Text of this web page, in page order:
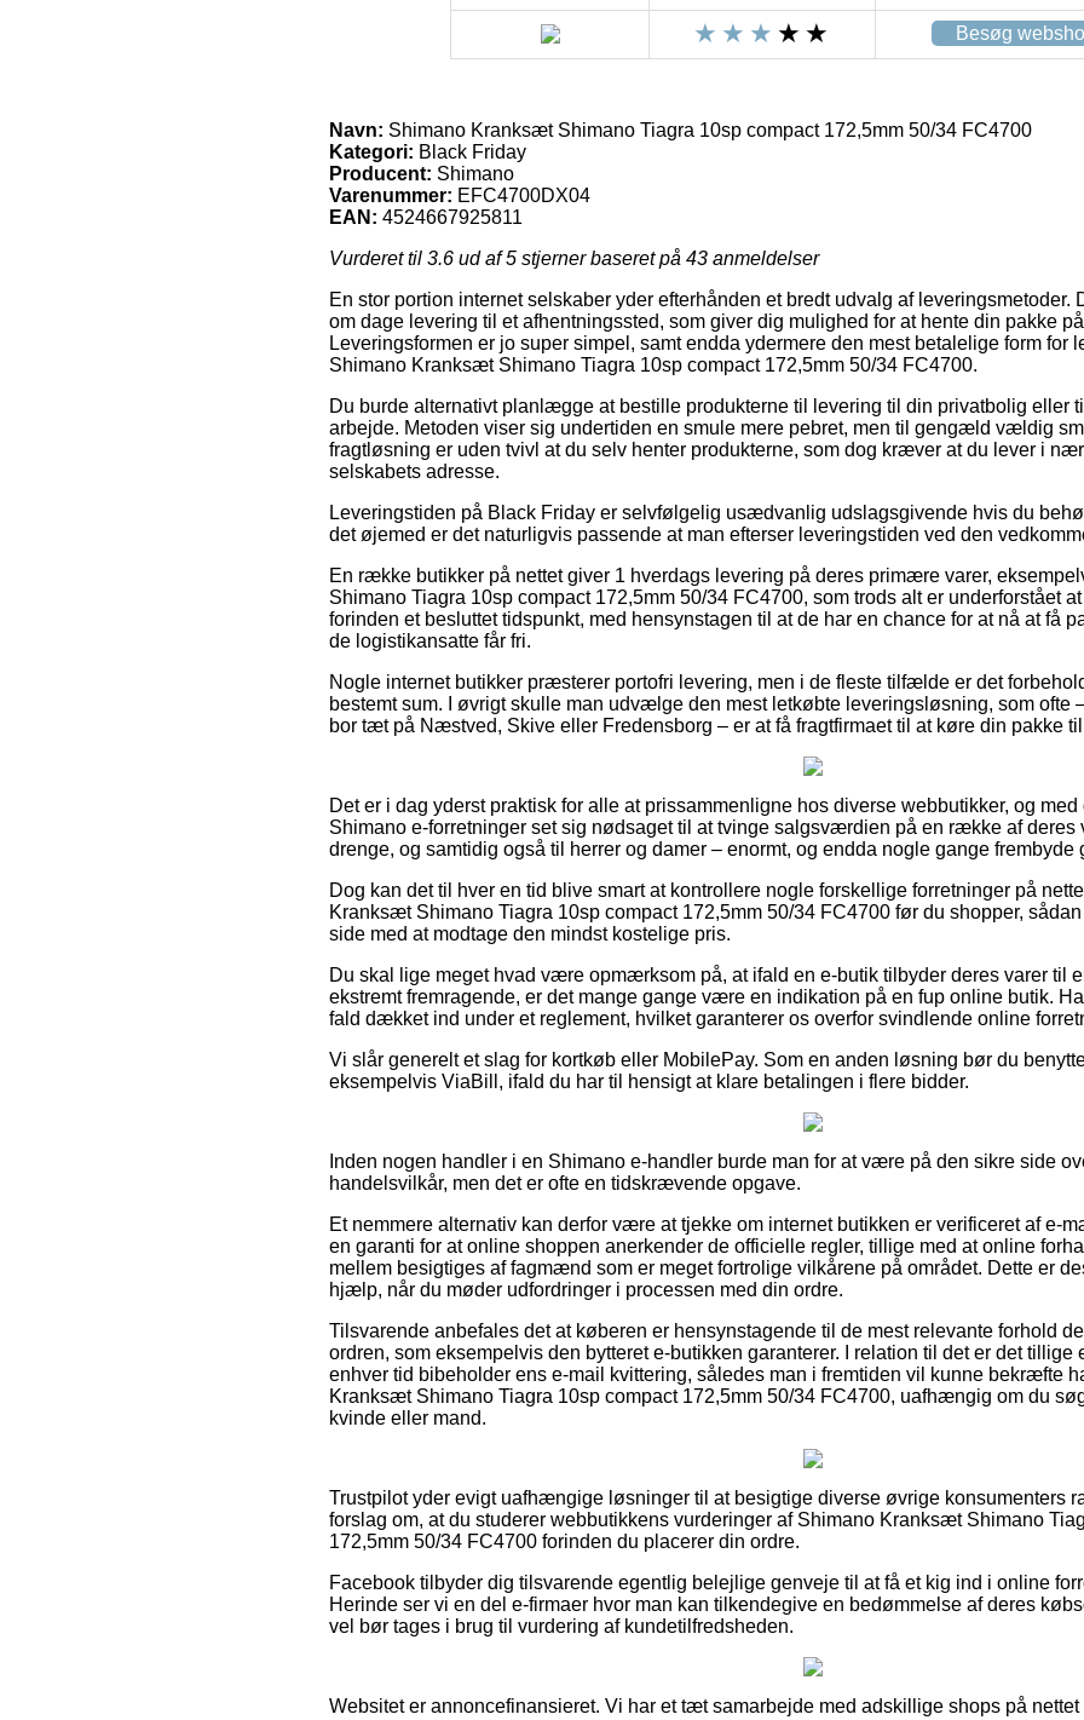
Besøg
Navn: Shimano Kranksæt Shimano Tiagra 10sp compact 172,5mm 50/34 FC4700
Kategori: Black Friday
Producent: Shimano
Varenummer: EFC4700DX04
EAN: 4524667925811
Vurderet til 3.6 ud af 5 stjerner baseret på 43 anmeldelser
En stor portion internet selskaber yder efterhånden et bredt udvalg af leveringsmetoder.
om dage levering til et afhentningssted, som giver dig mulighed for at hente din pakke
Leveringsformen er jo super simpel, samt endda ydermere den mest betalelige form for
Shimano Kranksæt Shimano Tiagra 10sp compact 172,5mm 50/34 FC4700.
Du burde alternativt planlægge at bestille produkterne til levering til din privatbolig eller
arbejde. Metoden viser sig undertiden en smule mere pebret, men til gengæld vældig
fragtløsning er uden tvivl at du selv henter produkterne, som dog kræver at du lever i
selskabets adresse.
Leveringstiden på Black Friday er selvfølgelig usædvanlig udslagsgivende hvis du
det øjemed er det naturligvis passende at man efterser leveringstiden ved den
En række butikker på nettet giver 1 hverdags levering på deres primære varer,
Shimano Tiagra 10sp compact 172,5mm 50/34 FC4700, som trods alt er underforstået
forinden et besluttet tidspunkt, med hensynstagen til at de har en chance for at nå at få
de logistikansatte får fri.
Nogle internet butikker præsterer portofri levering, men i de fleste tilfælde er det
bestemt sum. I øvrigt skulle man udvælge den mest letkøbte leveringsløsning, som ofte
bor tæt på Næstved, Skive eller Fredensborg – er at få fragtfirmaet til at køre din pakke
Det er i dag yderst praktisk for alle at prissammenligne hos diverse webbutikker, og
Shimano e-forretninger set sig nødsaget til at tvinge salgsværdien på en række af deres
drenge, og samtidig også til herrer og damer – enormt, og endda nogle gange frembyde
Dog kan det til hver en tid blive smart at kontrollere nogle forskellige forretninger på
Kranksæt Shimano Tiagra 10sp compact 172,5mm 50/34 FC4700 før du shopper,
side med at modtage den mindst kostelige pris.
Du skal lige meget hvad være opmærksom på, at ifald en e-butik tilbyder deres varer til
ekstremt fremragende, er det mange gange være en indikation på en fup online butik.
fald dækket ind under et reglement, hvilket garanterer os overfor svindlende online
Vi slår generelt et slag for kortkøb eller MobilePay. Som en anden løsning bør du
eksempelvis ViaBill, ifald du har til hensigt at klare betalingen i flere bidder.
Inden nogen handler i en Shimano e-handler burde man for at være på den sikre side
handelsvilkår, men det er ofte en tidskrævende opgave.
Et nemmere alternativ kan derfor være at tjekke om internet butikken er verificeret af e-
en garanti for at online shoppen anerkender de officielle regler, tillige med at online
mellem besigtiges af fagmænd som er meget fortrolige vilkårene på området. Dette er
hjælp, når du møder udfordringer i processen med din ordre.
Tilsvarende anbefales det at køberen er hensynstagende til de mest relevante forhold
ordren, som eksempelvis den bytteret e-butikken garanterer. I relation til det er det tillige
enhver tid bibeholder ens e-mail kvittering, således man i fremtiden vil kunne bekræfte
Kranksæt Shimano Tiagra 10sp compact 172,5mm 50/34 FC4700, uafhængig om du
kvinde eller mand.
Trustpilot yder evigt uafhængige løsninger til at besigtige diverse øvrige konsumenters
forslag om, at du studerer webbutikkens vurderinger af Shimano Kranksæt Shimano
172,5mm 50/34 FC4700 forinden du placerer din ordre.
Facebook tilbyder dig tilsvarende egentlig belejlige genveje til at få et kig ind i online
Herinde ser vi en del e-firmaer hvor man kan tilkendegive en bedømmelse af deres
vel bør tages i brug til vurdering af kundetilfredsheden.
Websitet er annoncefinansieret. Vi har et tæt samarbejde med adskillige shops på